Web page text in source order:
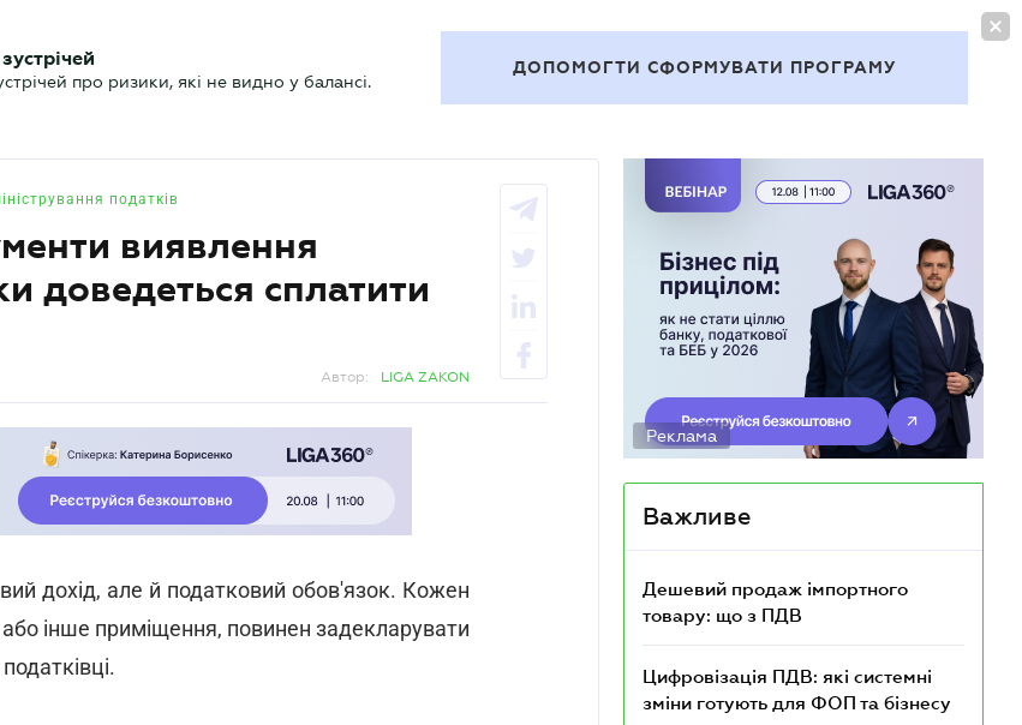
про ризики, які не видно у балансі.
ДОПОМОГТИ СФОРМУВАТИ ПРОГРАМУ
податків
виявлення
доведеться сплатити
Автор: LIGA ZAKON
дохід, але й податковий обов'язок. Кожен
інше приміщення, повинен задекларувати
Реклама
Важливе
Дешевий продаж імпортного
товару: що з ПДВ
Цифровізація ПДВ: які системні
зміни готують для ФОП та бізнесу